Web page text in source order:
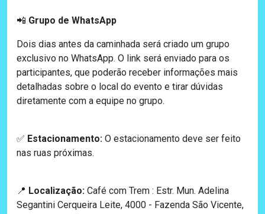
📲 Grupo de WhatsApp
Dois dias antes da caminhada será criado um grupo
exclusivo no WhatsApp. O link será enviado para os
participantes, que poderão receber informações mais
detalhadas sobre o local do evento e tirar dúvidas
diretamente com a equipe no grupo.
✅ Estacionamento: O estacionamento deve ser feito
nas ruas próximas.
📍 Localização: Café com Trem : Estr. Mun. Adelina
Segantini Cerqueira Leite, 4000 - Fazenda São Vicente,